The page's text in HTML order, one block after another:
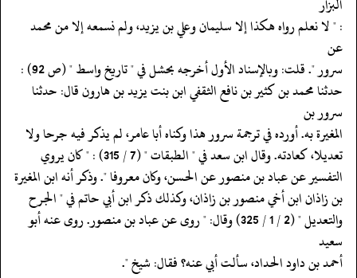
‏‏‏‏: " لا نعلم رواه هكذا إلا سليمان وعلي بن يزيد، ولم نسمعه إلا من محمد
عن
‏‏‏‏سرور ". قلت: وبالإسناد الأول أخرجه بحشل في " تاريخ واسط " (ص 92) :
‏‏‏‏حدثنا محمد بن كثير بن نافع الثقفي ابن بنت يزيد بن هارون قال: حدثنا
سرور بن
‏‏‏‏المغيرة به. أورده في ترجمة سرور هذا وكناه أبا عامر، لم يذكر فيه جرحا ولا
‏‏‏‏تعديلا، كعادته. وقال ابن سعد في " الطبقات " (7 / 315) : " كان يروي
‏‏‏‏التفسير عن عباد بن منصور عن الحسن، وكان معروفا ". وذكر أنه ابن المغيرة
‏‏‏‏بن زاذان ابن أخي منصور بن زاذان، وكذلك ذكر ابن أبي حاتم في " الجرح
‏‏‏‏والتعديل " (2 / 1 / 325) وقال: " روى عن عباد بن منصور. روى عنه أبو
سعيد
‏‏‏‏أحمد بن داود الحداد، سألت أبي عنه؟ فقال: شيخ ".